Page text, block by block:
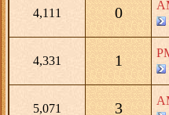
0
4,111
1
4,331
3
5,071